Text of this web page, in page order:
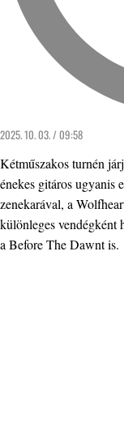
2025. 10. 03. / 09:58
Kétműszakos turnén
énekes gitáros ugyanis
zenekarával, a
különleges vendégként
a Before The Dawnt is.